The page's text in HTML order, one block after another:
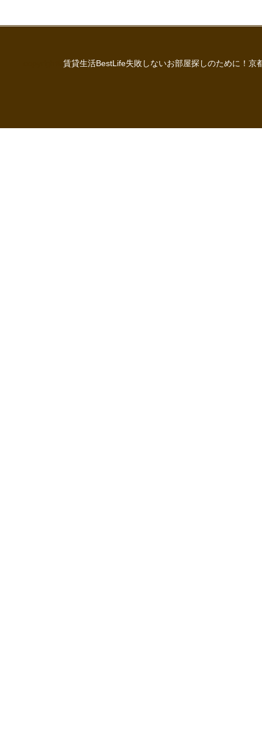
賃貸生活BestLife失敗しないお部屋探しのために！京